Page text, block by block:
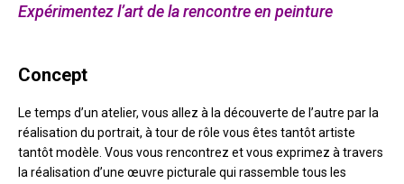
Expérimentez l’art de la rencontre en peinture
Concept
Le temps d’un atelier, vous allez à la découverte de l’autre par la
réalisation du portrait, à tour de rôle vous êtes tantôt artiste
tantôt modèle. Vous vous rencontrez et vous exprimez à travers
la réalisation d’une œuvre picturale qui rassemble tous les